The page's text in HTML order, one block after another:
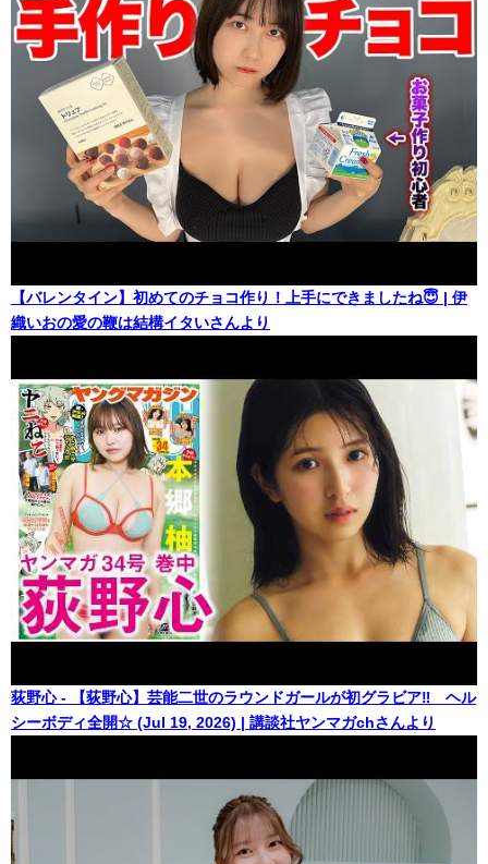
【バレンタイン】初めてのチョコ作り！上手にできましたね😇 | 伊
織いおの愛の鞭は結構イタいさんより
荻野心 - 【荻野心】芸能二世のラウンドガールが初グラビア‼︎ ヘル
シーボディ全開☆ (Jul 19, 2026) | 講談社ヤンマガchさんより